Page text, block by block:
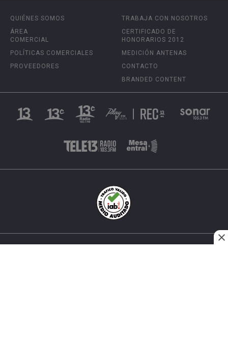
QUIÉNES SOMOS
ÁREA
COMERCIAL
POLÍTICAS COMERCIALES
PROVEEDORES
TRABAJA CON NOSOTROS
CERTIFICADO DE
HONORARIOS 2012
MEDICIÓN ANTENAS
CONTACTO
BRANDED CONTENT